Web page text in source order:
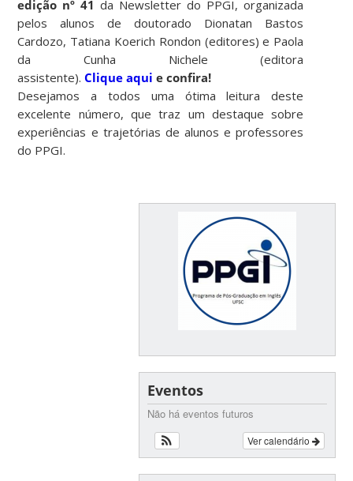
edição nº 41 da Newsletter do PPGI, organizada
pelos alunos de doutorado Dionatan Bastos
Cardozo, Tatiana Koerich Rondon (editores) e Paola
da Cunha Nichele (editora
assistente).Clique aqui e confira!
Desejamos a todos uma ótima leitura deste
excelente número, que traz um destaque sobre
experiências e trajetórias de alunos e professores
do PPGI.
Eventos
Não há eventos futuros
Ver calendário